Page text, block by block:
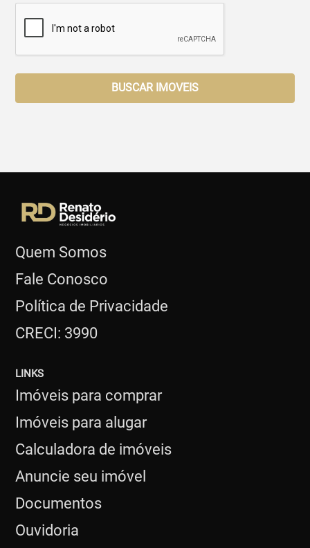
BUSCAR IMOVEIS
Quem Somos
Fale Conosco
Política de Privacidade
CRECI: 3990
LINKS
Imóveis para comprar
Imóveis para alugar
Calculadora de imóveis
Anuncie seu imóvel
Documentos
Ouvidoria